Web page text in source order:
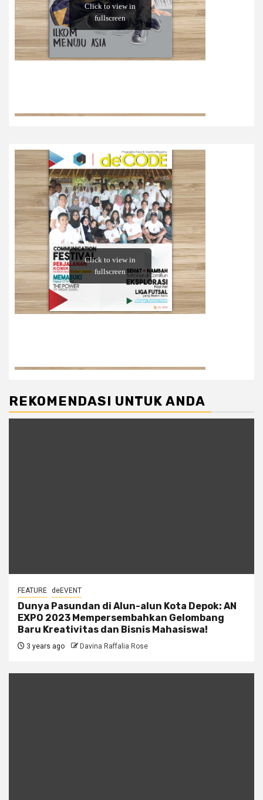
REKOMENDASI UNTUK ANDA
FEATURE deEVENT
Dunya Pasundan di Alun-alun Kota Depok: AN
EXPO 2023 Mempersembahkan Gelombang
Baru Kreativitas dan Bisnis Mahasiswa!
3 years ago Davina Raffalia Rose